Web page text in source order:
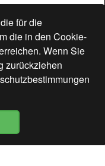
für die
die in den Cookie-
Wenn Sie
zurückziehen